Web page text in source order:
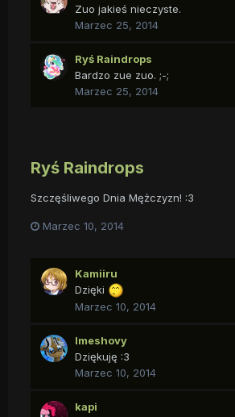
Zuo jakieś nieczyste.
Marzec 25, 2014
Ryś Raindrops
Bardzo zue zuo. ;-;
Marzec 25, 2014
Ryś Raindrops
Szczęśliwego Dnia Mężczyzn! :3
Marzec 10, 2014
Kamiiru
Dzięki
Marzec 10, 2014
Imeshovy
Dziękuję :3
Marzec 10, 2014
kapi